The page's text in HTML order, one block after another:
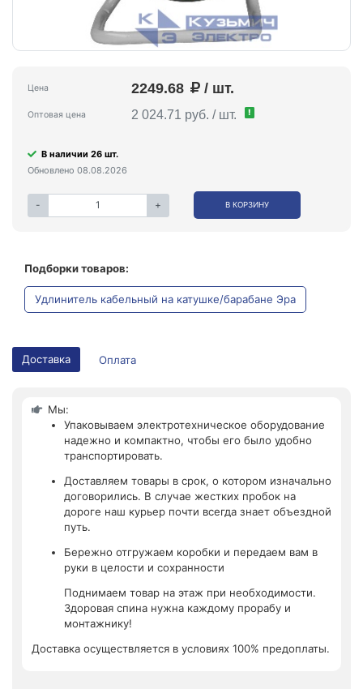
Цена 2249.68 / шт.
Оптовая цена 2 024.71 руб. / шт. !
В наличии 26 шт.
Обновлено 08.08.2026
- + В КОРЗИНУ
Подборки товаров:
Удлинитель кабельный на катушке/барабане Эра
Доставка Оплата
Мы:
Упаковываем электротехническое оборудование
надежно и компактно, чтобы его было удобно
транспортировать.
Доставляем товары в срок, о котором изначально
договорились. В случае жестких пробок на
дороге наш курьер почти всегда знает объездной
путь.
Бережно отгружаем коробки и передаем вам в
руки в целости и сохранности
Поднимаем товар на этаж при необходимости.
Здоровая спина нужна каждому прорабу и
монтажнику!
Доставка осуществляется в условиях 100% предоплаты.